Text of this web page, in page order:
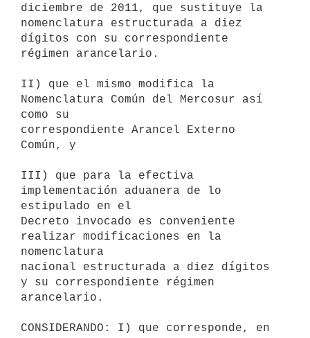
diciembre de 2011, que sustituye la
nomenclatura estructurada a diez
dígitos con su correspondiente
régimen arancelario.
II) que el mismo modifica la
Nomenclatura Común del Mercosur así
como su
correspondiente Arancel Externo
Común, y
III) que para la efectiva
implementación aduanera de lo
estipulado en el
Decreto invocado es conveniente
realizar modificaciones en la
nomenclatura
nacional estructurada a diez dígitos
y su correspondiente régimen
arancelario.
CONSIDERANDO: I) que corresponde, en